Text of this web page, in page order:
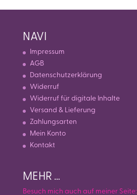
NAVI
Impressum
AGB
Datenschutzerklärung
Widerruf
Widerruf für digitale Inhalte
Versand & Lieferung
Zahlungsarten
Mein Konto
Kontakt
MEHR …
Besuch mich auch auf meiner Seite: